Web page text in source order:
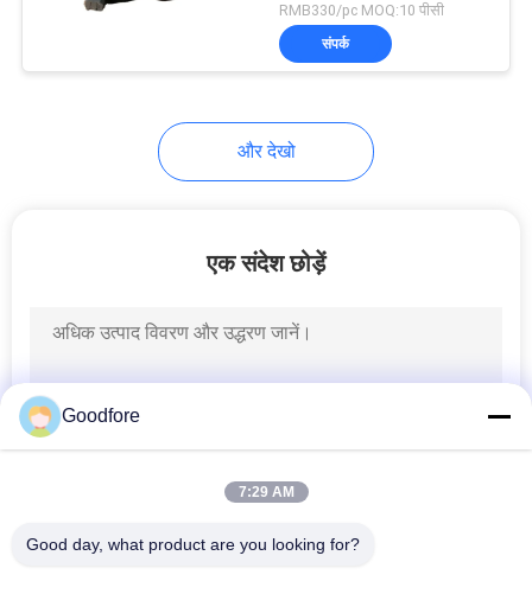
RMB330/pc MOQ:10 पीसी
संपर्क
और देखो
एक संदेश छोड़ें
Goodfore
7:29 AM
Good day, what product are you looking for?